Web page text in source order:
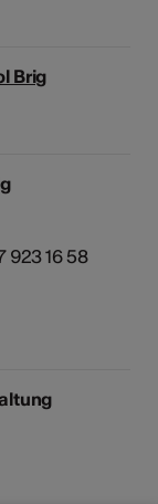
Brig
923 16 58